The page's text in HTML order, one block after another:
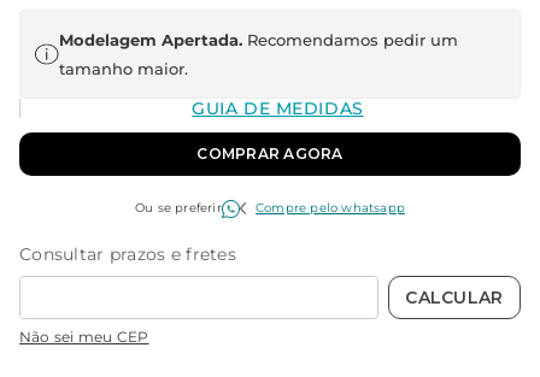
Modelagem Apertada. Recomendamos pedir um
tamanho maior.
GUIA DE MEDIDAS
COMPRAR AGORA
Ou se preferir Compre pelo whatsapp
Não sei meu CEP